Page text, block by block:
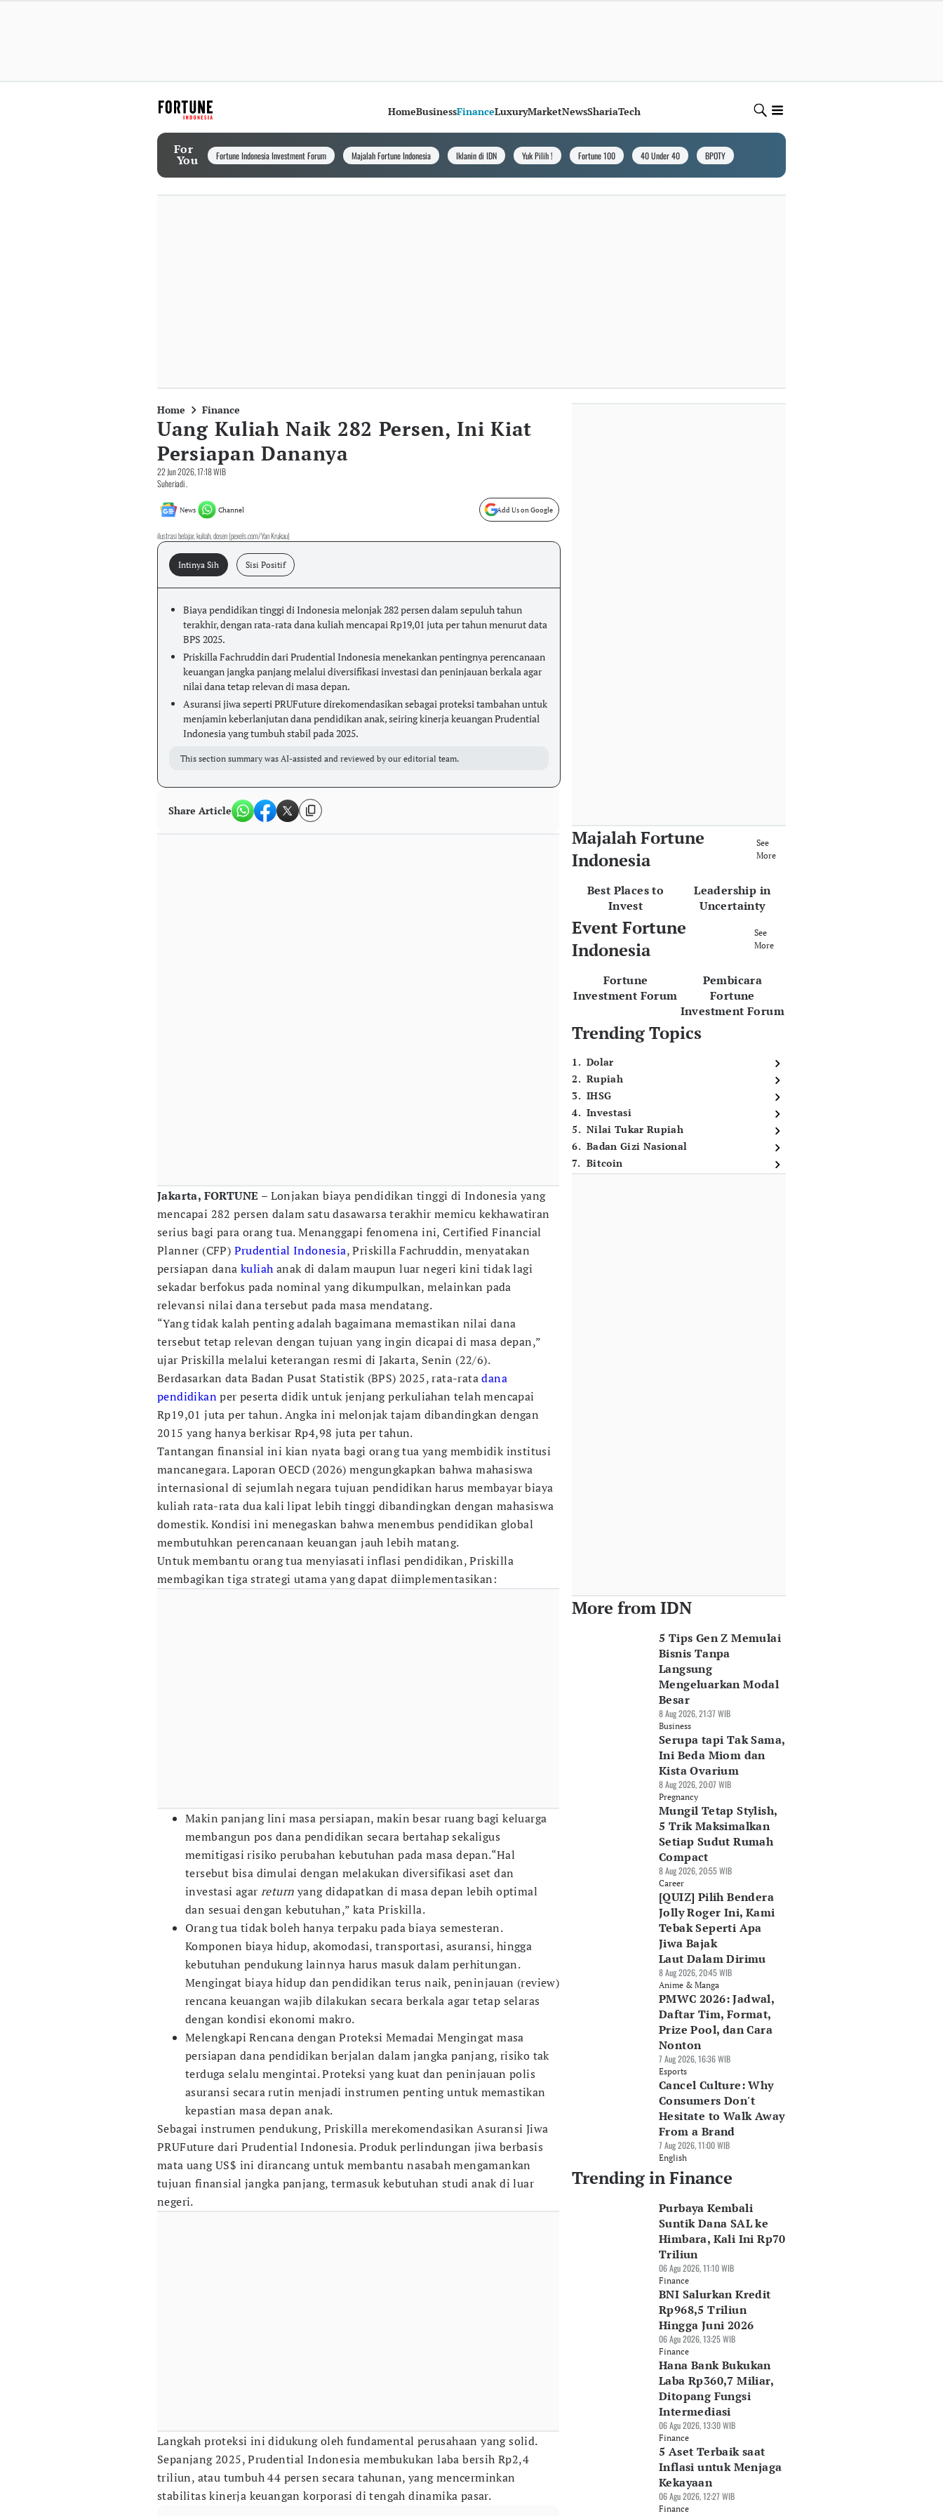
HomeBusinessFinanceLuxuryMarketNewsShariaTech
For
You Fortune Indonesia Investment Forum Majalah Fortune Indonesia Iklanin di IDN Yuk Pilih ! Fortune 100 40 Under 40 BPOTY
Home Finance
Uang Kuliah Naik 282 Persen, Ini Kiat
Persiapan Dananya
22 Jun 2026, 17:18 WIB
Suheriadi .
News Channel Add Us on Google
ilustrasi belajar, kuliah, dosen (pexels.com/Yan Krukau)
Intinya Sih Sisi Positif
Biaya pendidikan tinggi di Indonesia melonjak 282 persen dalam sepuluh tahun
terakhir, dengan rata-rata dana kuliah mencapai Rp19,01 juta per tahun menurut data
BPS 2025.
Priskilla Fachruddin dari Prudential Indonesia menekankan pentingnya perencanaan
keuangan jangka panjang melalui diversifikasi investasi dan peninjauan berkala agar
nilai dana tetap relevan di masa depan.
Asuransi jiwa seperti PRUFuture direkomendasikan sebagai proteksi tambahan untuk
menjamin keberlanjutan dana pendidikan anak, seiring kinerja keuangan Prudential
Indonesia yang tumbuh stabil pada 2025.
This section summary was AI-assisted and reviewed by our editorial team.
Share Article
Jakarta, FORTUNE – Lonjakan biaya pendidikan tinggi di Indonesia yang
mencapai 282 persen dalam satu dasawarsa terakhir memicu kekhawatiran
serius bagi para orang tua. Menanggapi fenomena ini, Certified Financial
Planner (CFP) Prudential Indonesia, Priskilla Fachruddin, menyatakan
persiapan danakuliah anak di dalam maupun luar negeri kini tidak lagi
sekadar berfokus pada nominal yang dikumpulkan, melainkan pada
relevansi nilai dana tersebut pada masa mendatang.
“Yang tidak kalah penting adalah bagaimana memastikan nilai dana
tersebut tetap relevan dengan tujuan yang ingin dicapai di masa depan,”
ujar Priskilla melalui keterangan resmi di Jakarta, Senin (22/6).
Berdasarkan data Badan Pusat Statistik (BPS) 2025, rata-ratadana
pendidikanper peserta didik untuk jenjang perkuliahan telah mencapai
Rp19,01 juta per tahun. Angka ini melonjak tajam dibandingkan dengan
2015 yang hanya berkisar Rp4,98 juta per tahun.
Tantangan finansial ini kian nyata bagi orang tua yang membidik institusi
mancanegara. Laporan OECD (2026) mengungkapkan bahwa mahasiswa
internasional di sejumlah negara tujuan pendidikan harus membayar biaya
kuliah rata-rata dua kali lipat lebih tinggi dibandingkan dengan mahasiswa
domestik. Kondisi ini menegaskan bahwa menembus pendidikan global
membutuhkan perencanaan keuangan jauh lebih matang.
Untuk membantu orang tua menyiasati inflasi pendidikan, Priskilla
membagikan tiga strategi utama yang dapat diimplementasikan:
Makin panjang lini masa persiapan, makin besar ruang bagi keluarga
membangun pos dana pendidikan secara bertahap sekaligus
memitigasi risiko perubahan kebutuhan pada masa depan.“Hal
tersebut bisa dimulai dengan melakukan diversifikasi aset dan
investasi agarreturn yang didapatkan di masa depan lebih optimal
dan sesuai dengan kebutuhan,” kata Priskilla.
Orang tua tidak boleh hanya terpaku pada biaya semesteran.
Komponen biaya hidup, akomodasi, transportasi, asuransi, hingga
kebutuhan pendukung lainnya harus masuk dalam perhitungan.
Mengingat biaya hidup dan pendidikan terus naik, peninjauan (review)
rencana keuangan wajib dilakukan secara berkala agar tetap selaras
dengan kondisi ekonomi makro.
Melengkapi Rencana dengan Proteksi Memadai Mengingat masa
persiapan dana pendidikan berjalan dalam jangka panjang, risiko tak
terduga selalu mengintai. Proteksi yang kuat dan peninjauan polis
asuransi secara rutin menjadi instrumen penting untuk memastikan
kepastian masa depan anak.
Sebagai instrumen pendukung, Priskilla merekomendasikan Asuransi Jiwa
PRUFuture dari Prudential Indonesia. Produk perlindungan jiwa berbasis
mata uang US$ ini dirancang untuk membantu nasabah mengamankan
tujuan finansial jangka panjang, termasuk kebutuhan studi anak di luar
negeri.
Langkah proteksi ini didukung oleh fundamental perusahaan yang solid.
Sepanjang 2025, Prudential Indonesia membukukan laba bersih Rp2,4
triliun, atau tumbuh 44 persen secara tahunan, yang mencerminkan
stabilitas kinerja keuangan korporasi di tengah dinamika pasar.
Majalah Fortune
Indonesia
See
More
Best Places to
Invest
Leadership in
Uncertainty
Event Fortune
Indonesia
See
More
Fortune
Investment Forum
Pembicara
Fortune
Investment Forum
Trending Topics
1. Dolar
2. Rupiah
3. IHSG
4. Investasi
5. Nilai Tukar Rupiah
6. Badan Gizi Nasional
7. Bitcoin
More from IDN
5 Tips Gen Z Memulai
Bisnis Tanpa
Langsung
Mengeluarkan Modal
Besar
8 Aug 2026, 21:37 WIB
Business
Serupa tapi Tak Sama,
Ini Beda Miom dan
Kista Ovarium
8 Aug 2026, 20:07 WIB
Pregnancy
Mungil Tetap Stylish,
5 Trik Maksimalkan
Setiap Sudut Rumah
Compact
8 Aug 2026, 20:55 WIB
Career
[QUIZ] Pilih Bendera
Jolly Roger Ini, Kami
Tebak Seperti Apa
Jiwa Bajak
Laut Dalam Dirimu
8 Aug 2026, 20:45 WIB
Anime & Manga
PMWC 2026: Jadwal,
Daftar Tim, Format,
Prize Pool, dan Cara
Nonton
7 Aug 2026, 16:36 WIB
Esports
Cancel Culture: Why
Consumers Don't
Hesitate to Walk Away
From a Brand
7 Aug 2026, 11:00 WIB
English
Trending in Finance
Purbaya Kembali
Suntik Dana SAL ke
Himbara, Kali Ini Rp70
Triliun
06 Agu 2026, 11:10 WIB
Finance
BNI Salurkan Kredit
Rp968,5 Triliun
Hingga Juni 2026
06 Agu 2026, 13:25 WIB
Finance
Hana Bank Bukukan
Laba Rp360,7 Miliar,
Ditopang Fungsi
Intermediasi
06 Agu 2026, 13:30 WIB
Finance
5 Aset Terbaik saat
Inflasi untuk Menjaga
Kekayaan
06 Agu 2026, 12:27 WIB
Finance